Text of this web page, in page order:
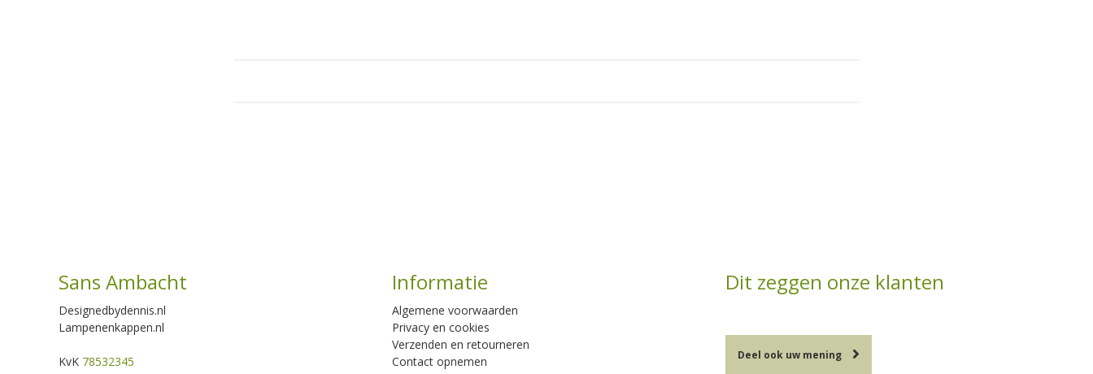
Sans Ambacht
Designedbydennis.nl
Lampenenkappen.nl
KvK 78532345
Informatie
Algemene voorwaarden
Privacy en cookies
Verzenden en retourneren
Contact opnemen
Dit zeggen onze klanten
Deel ook uw mening